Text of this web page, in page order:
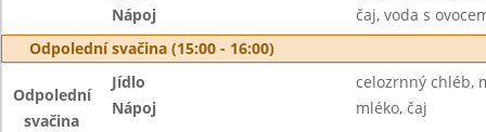
Nápoj
čaj, voda s
Odpolední svačina (15:00 - 16:00)
Odpolední
svačina
Jídlo
celozrnný chléb,
Nápoj
mléko, čaj